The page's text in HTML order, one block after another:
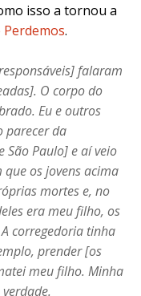
isso a tornou a
.
falaram
O corpo do
Eu e outros
parecer da
São Paulo] e aí veio
os jovens acima
mortes e, no
era meu filho, os
corregedoria tinha
prender [os
meu filho. Minha